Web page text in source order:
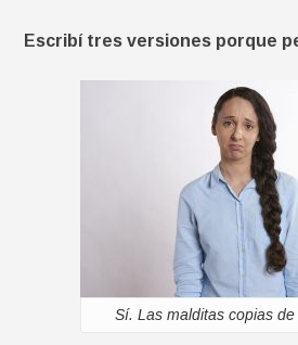
Escribí tres versiones porque
Sí. Las malditas copias de